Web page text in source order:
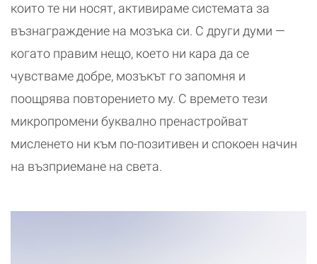
които те ни носят, активираме системата за
възнаграждение на мозъка си. С други думи —
когато правим нещо, което ни кара да се
чувстваме добре, мозъкът го запомня и
поощрява повторението му. С времето тези
микропромени буквално пренастройват
мисленето ни към по-позитивен и спокоен начин
на възприемане на света.